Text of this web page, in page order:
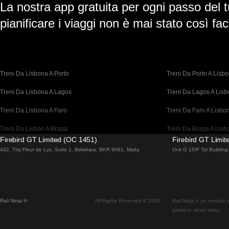
La nostra app gratuita per ogni passo del
pianificare i viaggi non è mai stato così
Treni Da Lisbona A Porto Treni Da Porto A
Treni Da Lisbona A Lagos Treni Da Lagos A
Treni Da Lisbona A Faro Treni Da Faro A
Treni Da Lisbon A Braga Treni Da Braga A
Treni Da Barcellona A Madrid Treni Da Madrid A
Treni Da Madrid A Siviglia Treni Da Siviglia A
Firebird GT Limited (OC 1451)
432, Triq Fleur de Lys, Suite 1, Birkirkara, BKR 9061, Malta
Firebird GT
Unit G 15/F Tal
Rail Ninja ® All Rights Reserved © 2026
Rail Ninja è un servizio
gestisce alcun treno.